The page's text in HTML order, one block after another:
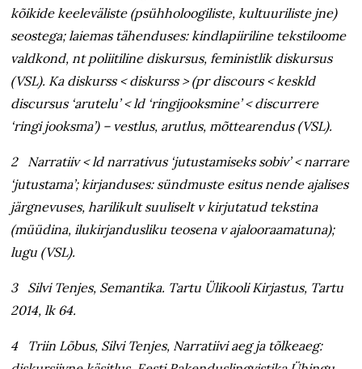
kõikide keeleväliste (psühholoogiliste, kultuuriliste jne)
seostega; laiemas tähenduses: kindlapiiriline tekstiloome
valdkond, nt poliitiline diskursus, feministlik diskursus
(VSL). Ka diskurss < diskurss > (prdiscours< keskld
discursus‘arutelu’ < ld ‘ringijooksmine’ <discurrere
‘ringi jooksma’) – vestlus, arutlus, mõttearendus (VSL).
2 Narratiiv < ldnarrativus‘jutustamiseks sobiv’ <narrare
‘jutustama’; kirjanduses: sündmuste esitus nende ajalises
järgnevuses, harilikult suuliselt v kirjutatud tekstina
(müüdina, ilukirjandusliku teosena v ajalooraamatuna);
lugu (VSL).
3 Silvi Tenjes, Semantika. Tartu Ülikooli Kirjastus, Tartu
2014, lk 64.
4 Triin Lõbus, Silvi Tenjes, Narratiivi aeg ja tõlkeaeg: